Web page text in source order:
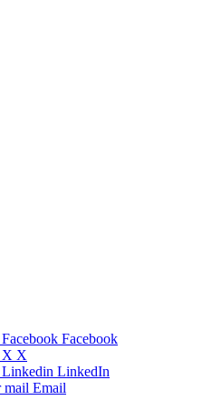
Facebook
X X
Linkedin LinkedIn
mail Email